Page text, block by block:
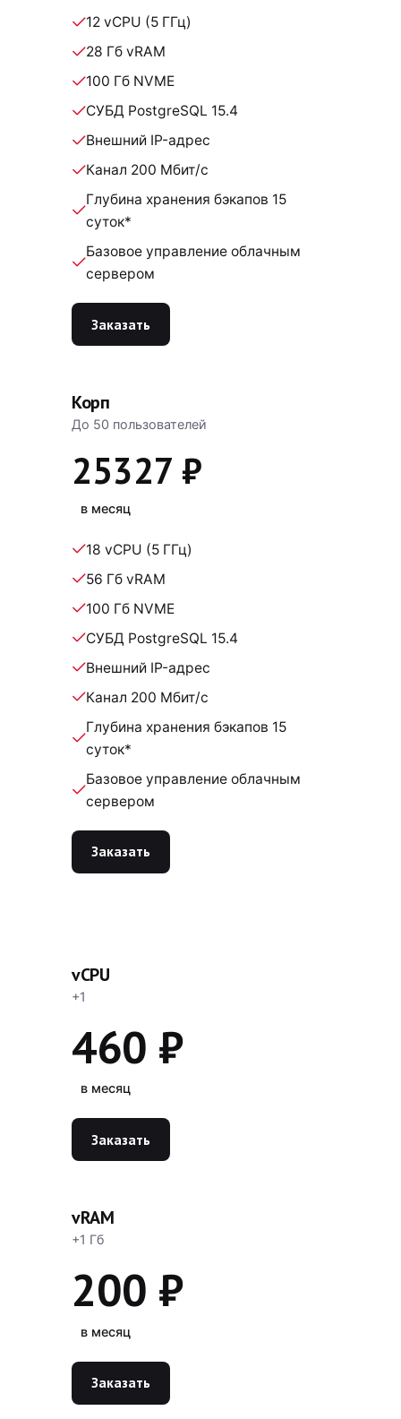
12 vCPU (5 ГГц)
28 Гб vRAM
100 Гб NVME
СУБД PostgreSQL 15.4
Внешний IP-адрес
Канал 200 Мбит/с
Глубина хранения бэкапов 15
суток*
Базовое управление облачным
сервером
Заказать
Корп
До 50 пользователей
25327 ₽
в месяц
18 vCPU (5 ГГц)
56 Гб vRAM
100 Гб NVME
СУБД PostgreSQL 15.4
Внешний IP-адрес
Канал 200 Мбит/с
Глубина хранения бэкапов 15
суток*
Базовое управление облачным
сервером
Заказать
vCPU
+1
460 ₽
в месяц
Заказать
vRAM
+1 Гб
200 ₽
в месяц
Заказать